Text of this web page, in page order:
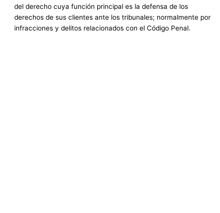
del derecho cuya función principal es la defensa de los
derechos de sus clientes ante los tribunales; normalmente por
infracciones y delitos relacionados con el Código Penal.